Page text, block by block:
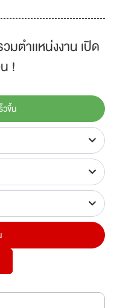
มตำเเหน่งงาน เปิด
!
วขึ้น